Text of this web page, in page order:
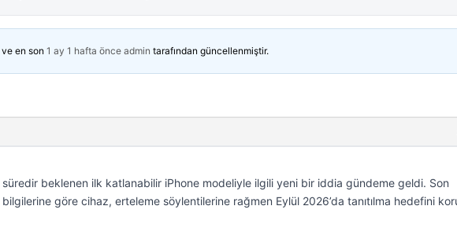
en son 1 ay 1 hafta önce admin tarafından güncellenmiştir.
süredir beklenen ilk katlanabilir iPhone modeliyle ilgili yeni bir iddia gündeme geldi. Son
göre cihaz, erteleme söylentilerine rağmen Eylül 2026’da tanıtılma hedefini